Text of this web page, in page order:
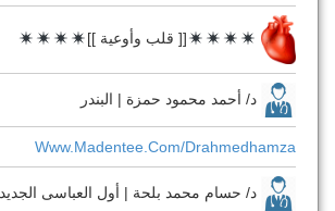
[[ قلب وأوعية ]]
د/ أحمد محمود حمزة | البندر
Www.madentee.com/drahmedhamza
د/ حسام محمد بلحة | أول العباسى الجديد